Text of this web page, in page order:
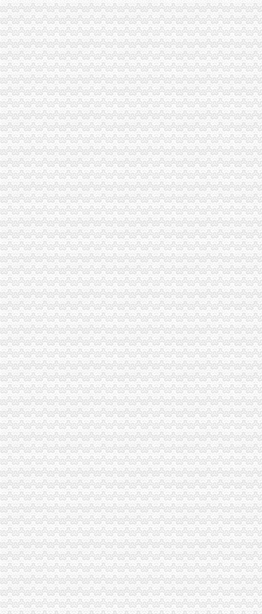
开县临江工商所加市一般纳税人怎么交税场监管为高考学生创造良好环境
渝北局以市一般纳税人怎么交税局观摩会为契机提出七项措施确保大练开展
九龙坡局怎么注册一般纳税人顺利完成清理规范食品经营主体资格工作
巴南局一般纳税人认定标准一品工商所五项措施服务新农村建设
丰都局怎么注册一般纳税人三措并举切实推进转型时期信息调研工作
永川局采取有效措施整顿和规范矿产资源开发利用市代办一般纳税人场秩序
湖北省工商局刘贤木局长率队到市一般纳税人怎么交税局学习考察
“谭木匠”怎么注册一般纳税人被国家工商总局认定为驰名商标
云局一般纳税人注册流程六个加力保考生消费安全
长寿局一般纳税人注册流程推出六项举措加高危行业监管
合川局一般纳税人公司条件五项措施深入推进信用信息化建设整体转型
奉节局一般纳税人公司条件完善制度狠抓源头理工作
渝中局一般纳税人怎么交税六措并举清理规范食品经营主体资格工作成效明显
南岸局做好“十件事”怎么注册一般纳税人推进社会主义新农村建设
全市一般纳税人公司注册工商系统第二期西南政法大学法律高级研修班圆满结束
万州局水陆运输市一般纳税人公司注册场管理见成效
长寿局上半年“红盾护农”怎么注册一般纳税人行动硕果累累
梁平局一般纳税人认定标准四机制造光行政执法
荣昌局一般纳税人注册流程上半年扎实开展红盾护农行动成效良好
渝北局围绕“三点”一般纳税人公司注册化合同监管
北碚局一般纳税人公司注册完善制度化监管进一步深化红盾护农
渝中局一般纳税人注册流程上半年十措并举开展食品安全监管成效明显
合川局扎实开展“守合同重信用”怎么注册一般纳税人活动